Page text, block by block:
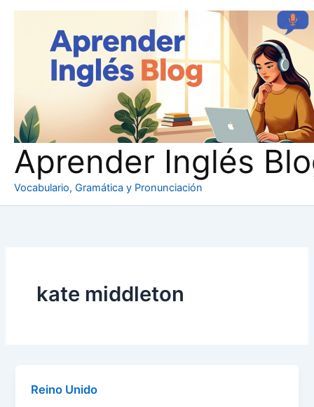
Aprender Inglés
Vocabulario, Gramática y Pronunciación
kate middleton
Reino Unido